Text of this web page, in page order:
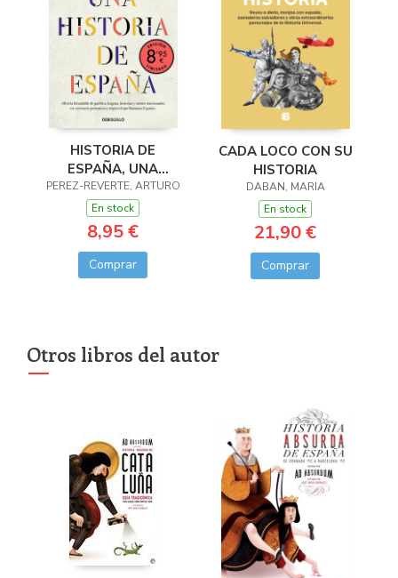
HISTORIA DE
ESPAÑA, UNA
(LIMITED)
PEREZ-REVERTE, ARTURO
En stock
8,95 €
Comprar
CADA LOCO CON SU
HISTORIA
DABAN, MARIA
En stock
21,90 €
Comprar
Otros libros del autor